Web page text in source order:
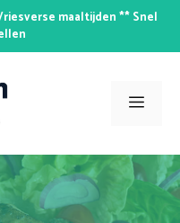
maaltijden ** Snel
Menu